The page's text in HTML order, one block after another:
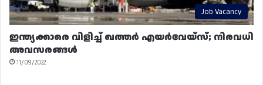
Job Vacancy
ഇന്ത്യക്കാരെ വിളിച്ച് ഖത്തർ എയർവേയ്‌സ്; നിരവധി
അവസരങ്ങൾ
11/09/2022